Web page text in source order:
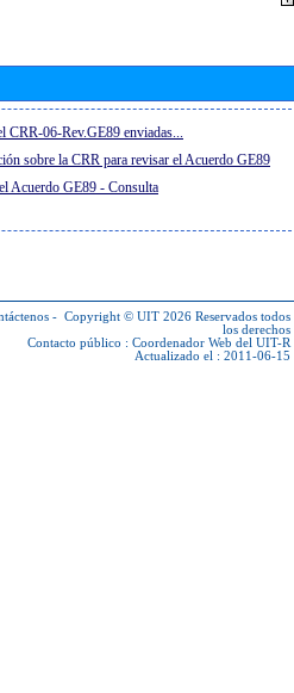
CRR-06-Rev.GE89 enviadas...
sobre la CRR para revisar el Acuerdo GE89
Acuerdo GE89 - Consulta
- Copyright © UIT 2026 Reservados todos
los derechos
Contacto público : Coordenador Web del UIT-R
Actualizado el : 2011-06-15